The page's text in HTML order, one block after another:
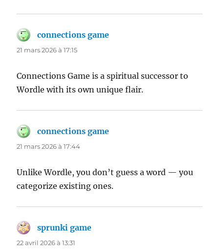
connections game
21 mars 2026 à 17:15
Connections Game is a spiritual successor to
Wordle with its own unique flair.
connections game
21 mars 2026 à 17:44
Unlike Wordle, you don’t guess a word — you
categorize existing ones.
sprunki game
22 avril 2026 à 13:31